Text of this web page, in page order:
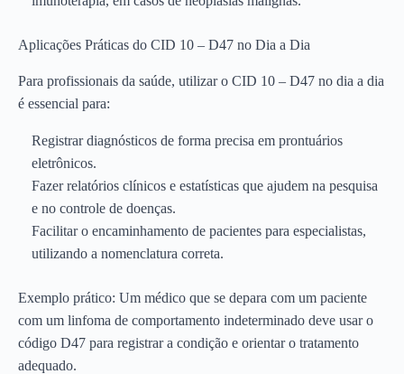
Aplicações Práticas do CID 10 – D47 no Dia a Dia
Para profissionais da saúde, utilizar o CID 10 – D47 no dia a dia
é essencial para:
Registrar diagnósticos de forma precisa em prontuários
eletrônicos.
Fazer relatórios clínicos e estatísticas que ajudem na pesquisa
e no controle de doenças.
Facilitar o encaminhamento de pacientes para especialistas,
utilizando a nomenclatura correta.
Exemplo prático: Um médico que se depara com um paciente
com um linfoma de comportamento indeterminado deve usar o
código D47 para registrar a condição e orientar o tratamento
adequado.